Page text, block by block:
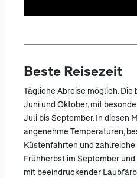
Beste Reisezeit
Tägliche Abreise möglich.
Juni und Oktober, mit
Juli bis September. In diesen
angenehme Temperaturen,
Küstenfahrten und
Frühherbst im September
mit beeindruckender